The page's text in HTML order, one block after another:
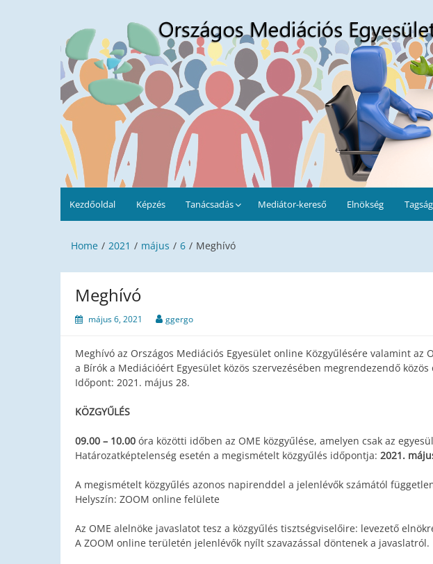
Országos Mediációs Egyesület
Kezdőoldal Képzés Tanácsadás Mediátor-kereső Elnökség
Home 2021 május 6 Meghívó
Meghívó
május 6, 2021 ggergo
Meghívó az Országos Mediációs Egyesület online Közgyűlésére valamint az
a Bírók a Mediációért Egyesület közös szervezésében megrendezendő
Időpont: 2021. május 28.
KÖZGYŰLÉS
09.00 – 10.00 óra közötti időben az OME közgyűlése, amelyen csak az
Határozatképtelenség esetén a megismételt közgyűlés időpontja: 2021.
A megismételt közgyűlés azonos napirenddel a jelenlévők számától
Helyszín: ZOOM online felülete
Az OME alelnöke javaslatot tesz a közgyűlés tisztségviselőire: levezető
A ZOOM online területén jelenlévők nyílt szavazással döntenek a javaslatról.